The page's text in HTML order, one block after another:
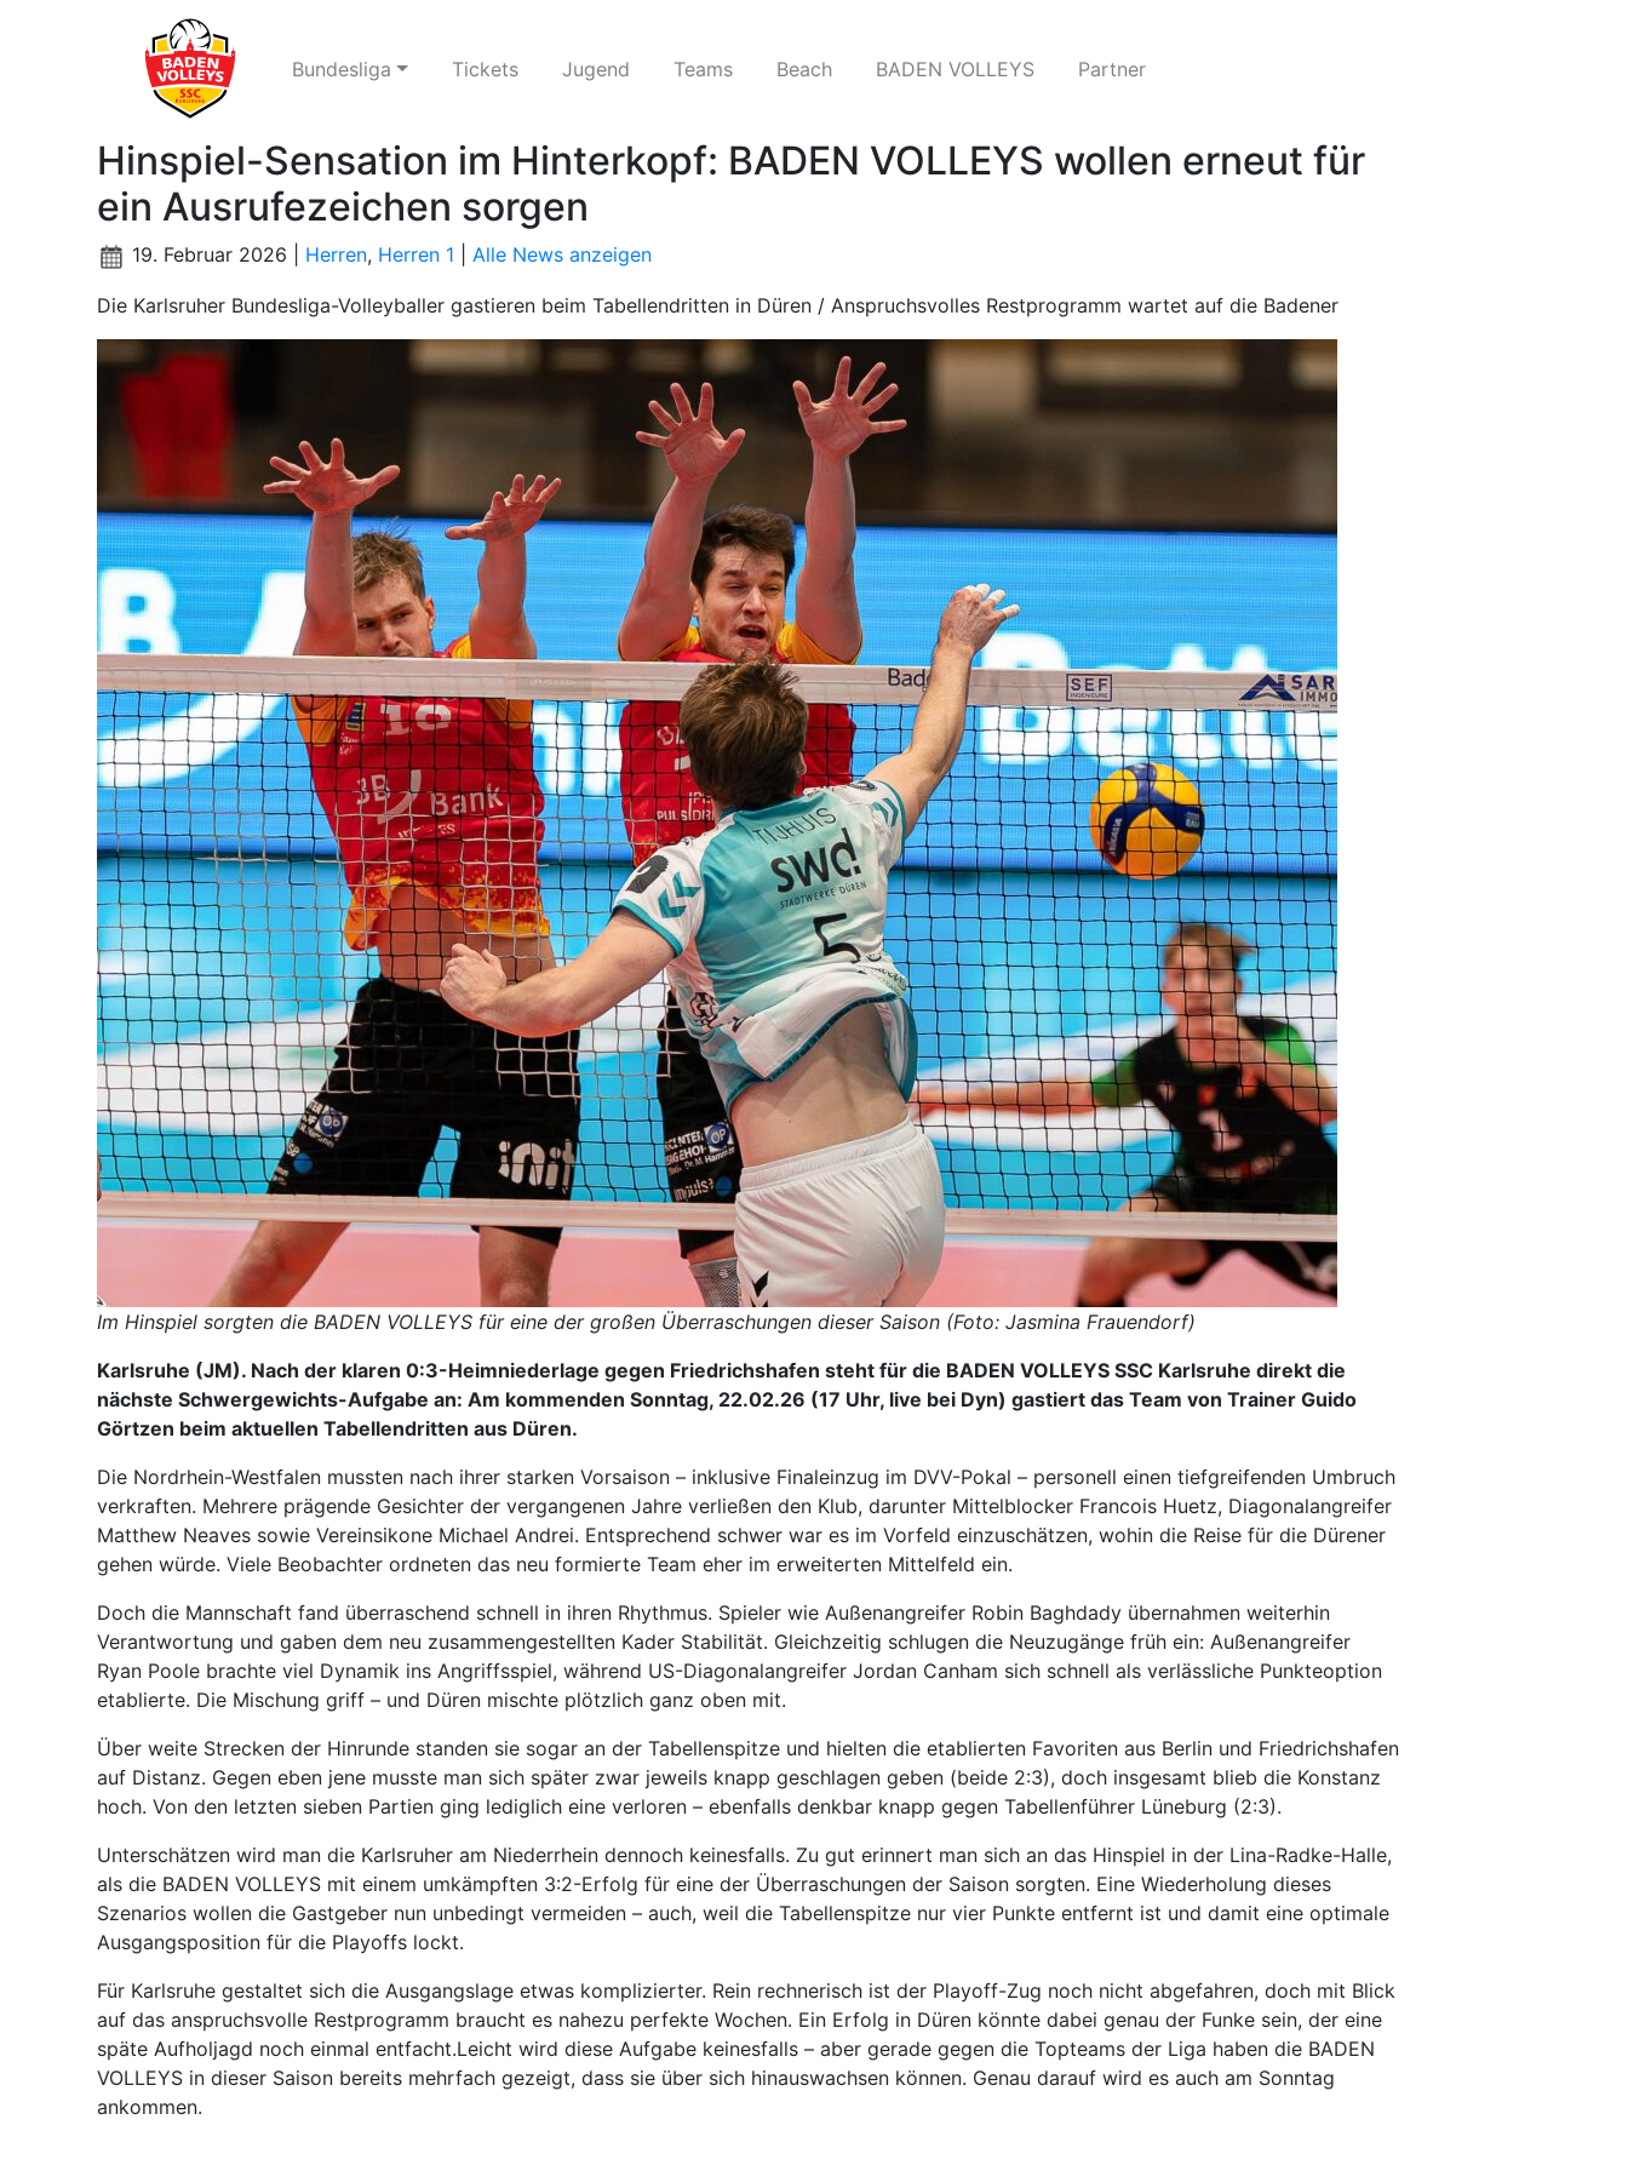
Bundesliga Tickets Jugend Teams​ Beach BADEN VOLLEYS Partner
Hinspiel-Sensation im Hinterkopf: BADEN VOLLEYS wollen erneut für
ein Ausrufezeichen sorgen
19. Februar 2026 | Herren, Herren 1 Alle News anzeigen
Die Karlsruher Bundesliga-Volleyballer gastieren beim Tabellendritten in Düren / Anspruchsvolles Restprogramm wartet auf die Badener
Im Hinspiel sorgten die BADEN VOLLEYS für eine der großen Überraschungen dieser Saison (Foto: Jasmina Frauendorf)
Karlsruhe (JM). Nach der klaren 0:3-Heimniederlage gegen Friedrichshafen steht für die BADEN VOLLEYS SSC Karlsruhe direkt die
nächste Schwergewichts-Aufgabe an: Am kommenden Sonntag, 22.02.26 (17 Uhr, live bei Dyn) gastiert das Team von Trainer Guido
Görtzen beim aktuellen Tabellendritten aus Düren.
Die Nordrhein-Westfalen mussten nach ihrer starken Vorsaison – inklusive Finaleinzug im DVV-Pokal – personell einen tiefgreifenden Umbruch
verkraften. Mehrere prägende Gesichter der vergangenen Jahre verließen den Klub, darunter Mittelblocker Francois Huetz, Diagonalangreifer
Matthew Neaves sowie Vereinsikone Michael Andrei. Entsprechend schwer war es im Vorfeld einzuschätzen, wohin die Reise für die Dürener
gehen würde. Viele Beobachter ordneten das neu formierte Team eher im erweiterten Mittelfeld ein.
Doch die Mannschaft fand überraschend schnell in ihren Rhythmus. Spieler wie Außenangreifer Robin Baghdady übernahmen weiterhin
Verantwortung und gaben dem neu zusammengestellten Kader Stabilität. Gleichzeitig schlugen die Neuzugänge früh ein: Außenangreifer
Ryan Poole brachte viel Dynamik ins Angriffsspiel, während US-Diagonalangreifer Jordan Canham sich schnell als verlässliche Punkteoption
etablierte. Die Mischung griff – und Düren mischte plötzlich ganz oben mit.
Über weite Strecken der Hinrunde standen sie sogar an der Tabellenspitze und hielten die etablierten Favoriten aus Berlin und Friedrichshafen
auf Distanz. Gegen eben jene musste man sich später zwar jeweils knapp geschlagen geben (beide 2:3), doch insgesamt blieb die Konstanz
hoch. Von den letzten sieben Partien ging lediglich eine verloren – ebenfalls denkbar knapp gegen Tabellenführer Lüneburg (2:3).
Unterschätzen wird man die Karlsruher am Niederrhein dennoch keinesfalls. Zu gut erinnert man sich an das Hinspiel in der Lina-Radke-Halle,
als die BADEN VOLLEYS mit einem umkämpften 3:2-Erfolg für eine der Überraschungen der Saison sorgten. Eine Wiederholung dieses
Szenarios wollen die Gastgeber nun unbedingt vermeiden – auch, weil die Tabellenspitze nur vier Punkte entfernt ist und damit eine optimale
Ausgangsposition für die Playoffs lockt.
Für Karlsruhe gestaltet sich die Ausgangslage etwas komplizierter. Rein rechnerisch ist der Playoff-Zug noch nicht abgefahren, doch mit Blick
auf das anspruchsvolle Restprogramm braucht es nahezu perfekte Wochen. Ein Erfolg in Düren könnte dabei genau der Funke sein, der eine
späte Aufholjagd noch einmal entfacht.Leicht wird diese Aufgabe keinesfalls – aber gerade gegen die Topteams der Liga haben die BADEN
VOLLEYS in dieser Saison bereits mehrfach gezeigt, dass sie über sich hinauswachsen können. Genau darauf wird es auch am Sonntag
ankommen.